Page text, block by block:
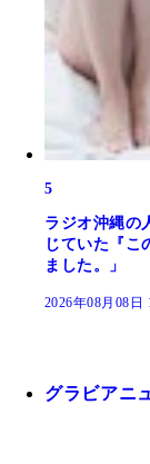
5
ラジオ沖縄の
じていた『こ
ました。」
2026年08月08日
グラビアニ